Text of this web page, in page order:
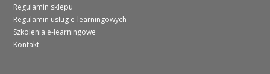
Regulamin sklepu
Regulamin usług e-learningowych
Szkolenia e-learningowe
Kontakt